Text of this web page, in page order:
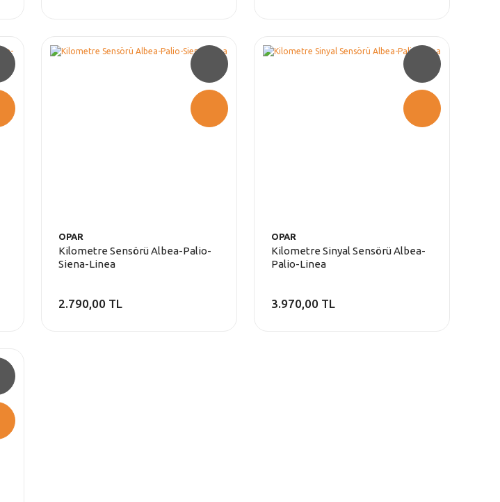
OPAR
Kilometre Sensörü Albea-Palio-
Siena-Linea
2.790,00 TL
OPAR
Kilometre Sinyal Sensörü Albea-
Palio-Linea
3.970,00 TL